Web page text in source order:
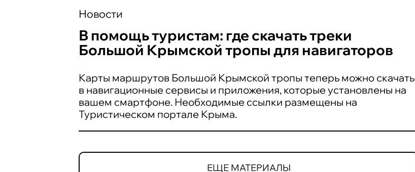
Новости
В помощь туристам: где скачать треки
Большой Крымской тропы для навигаторов
Карты маршрутов Большой Крымской тропы теперь можно скачать
в навигационные сервисы и приложения, которые установлены на
вашем смартфоне. Необходимые ссылки размещены на
Туристическом портале Крыма.
ЕЩЕ МАТЕРИАЛЫ